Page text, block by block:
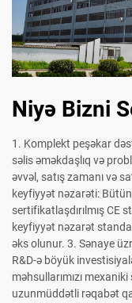
Niyə Bizni
1. Komplekt peşəkar
səlis əməkdaşlıq və
əvvəl, satış zamanı və
keyfiyyət nəzarəti:
sertifikatlaşdırılmış CE
keyfiyyət nəzarət
əks olunur. 3. Sənaye
R&D-ə böyük
məhsullarımızı
uzunmüddətli rəqabət